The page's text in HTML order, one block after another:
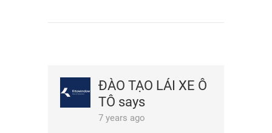
ĐÀO TẠO LÁI XE Ô
TÔ says
7 years ago